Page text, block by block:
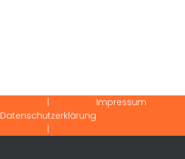
|
Datenschutzerklärung
|
Impressum